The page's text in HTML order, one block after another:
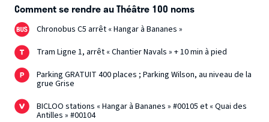
Comment se rendre au Théâtre 100 noms
Chronobus C5 arrêt « Hangar à Bananes »
Tram Ligne 1, arrêt « Chantier Navals » + 10 min à pied
Parking GRATUIT 400 places ; Parking Wilson, au niveau de la
grue Grise
BICLOO stations « Hangar à Bananes » #00105 et « Quai des
Antilles » #00104